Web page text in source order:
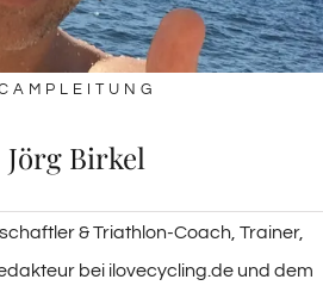
Jörg Birkel
& Triathlon-Coach, Trainer,
bei ilovecycling.de und dem